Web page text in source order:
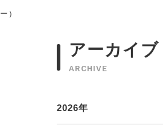
）
アーカイブ
ARCHIVE
2026年